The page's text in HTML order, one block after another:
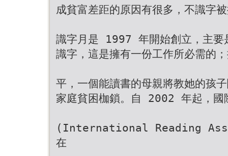
成貧富差距的原因有很多，不識字
識字月是 1997 年開始創立，主要
識字，這是擁有一份工作所必需的
平，一個能讀書的母親將教她的孩
家庭貧困枷鎖。自 2002 年起，國
(International Reading
在